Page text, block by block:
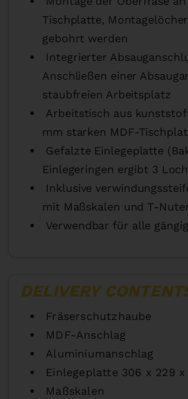
Tischplatte,
gebohrt werden
Integrierter
Anschließen einer
staubfreien Arbeitsplatz
Arbeitstisch aus
mm starken MDF-
Gefalzte Einlegeplatte
Einlegeringen ergibt 3
Inklusive
mit Maßskalen und T-
Verwendbar für alle
DELIVERY
Fräserschutzhaube
MDF-Anschlag
Aluminiumanschlag
Einlegeplatte 306 x 229
Maßskalen